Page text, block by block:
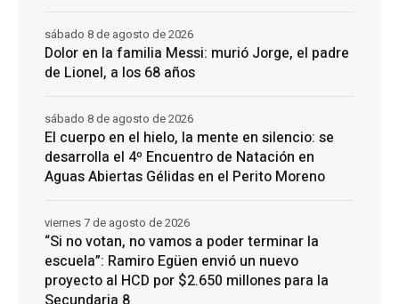
Dolor en la familia Messi: murió Jorge, el padre
de Lionel, a los 68 años
sábado 8 de agosto de 2026
El cuerpo en el hielo, la mente en silencio: se
desarrolla el 4º Encuentro de Natación en
Aguas Abiertas Gélidas en el Perito Moreno
sábado 8 de agosto de 2026
“Si no votan, no vamos a poder terminar la
escuela”: Ramiro Egüen envió un nuevo
proyecto al HCD por $2.650 millones para la
viernes 7 de agosto de 2026